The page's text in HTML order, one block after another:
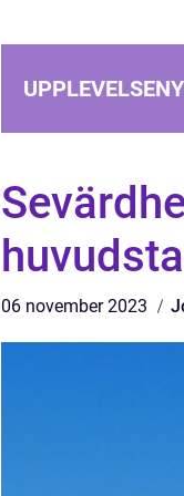
06 november 2023